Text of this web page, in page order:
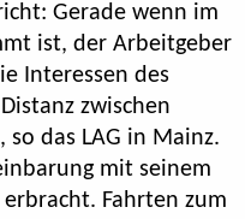
Gerade wenn im
ist, der Arbeitgeber
Interessen des
zwischen
das LAG in Mainz.
mit seinem
Fahrten zum